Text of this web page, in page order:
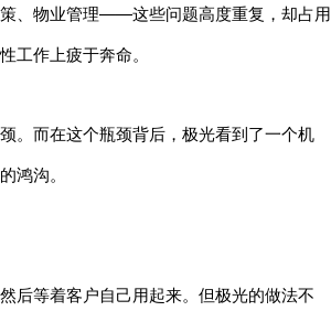
、物业管理——这些问题高度重复，却占用
工作上疲于奔命。
。而在这个瓶颈背后，极光看到了一个机
鸿沟。
后等着客户自己用起来。但极光的做法不